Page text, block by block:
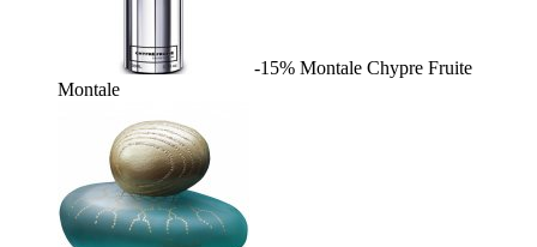
-15% Montale Chypre Fruite
Montale